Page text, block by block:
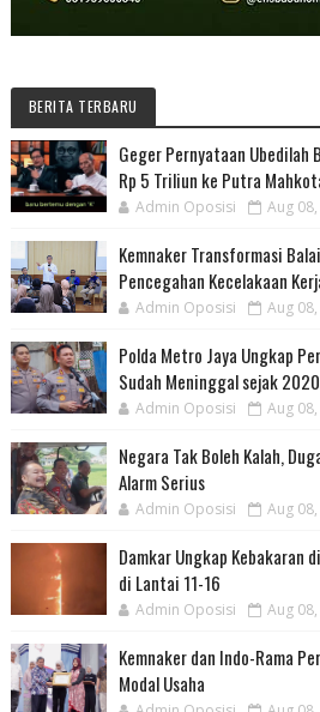
BERITA TERBARU
Geger Pernyataan Ubedilah
Rp 5 Triliun ke Putra
Admin Oposisi Aug
Kemnaker Transformasi
Pencegahan Kecelakaan
Admin Oposisi Aug
Polda Metro Jaya Ungkap
Sudah Meninggal sejak 2020
Admin Oposisi Aug
Negara Tak Boleh Kalah,
Alarm Serius
Admin Oposisi Aug
Damkar Ungkap Kebakaran
di Lantai 11-16
Admin Oposisi Aug
Kemnaker dan Indo-Rama
Modal Usaha